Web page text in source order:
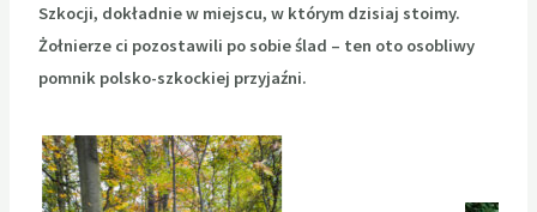
Szkocji, dokładnie w miejscu, w którym dzisiaj stoimy.
Żołnierze ci pozostawili po sobie ślad – ten oto osobliwy
pomnik polsko-szkockiej przyjaźni.